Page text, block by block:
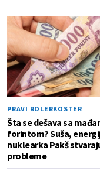
PRAVI ROLERKOSTER
Šta se dešava sa
forintom? Suša,
nuklearka Pakš
probleme